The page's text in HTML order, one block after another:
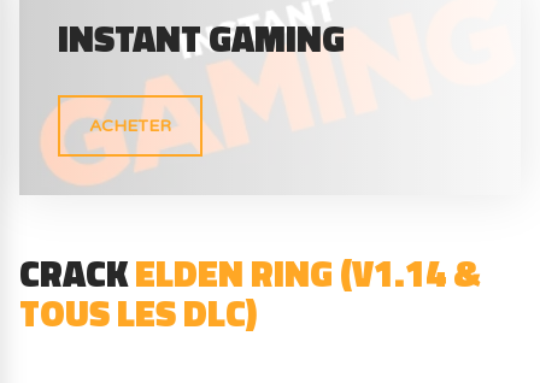
INSTANT GAMING
ACHETER
CRACKELDEN RING (V1.14 &
TOUS LES DLC)